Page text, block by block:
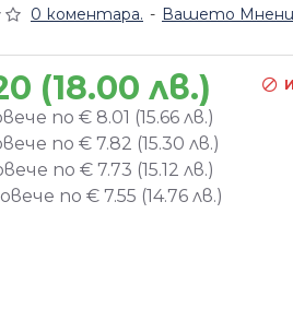
0 коментара. - Вашето
(18.00 лв.)
по € 8.01 (15.66 лв.)
по € 7.82 (15.30 лв.)
по € 7.73 (15.12 лв.)
по € 7.55 (14.76 лв.)